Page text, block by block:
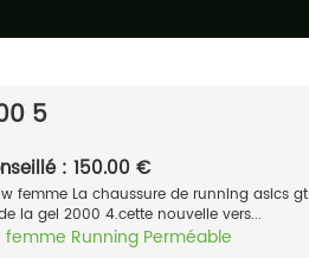
5
: 150.00 €
femme La chaussure de running asics gt
la gel 2000 4.cette nouvelle vers...
femme Running Perméable